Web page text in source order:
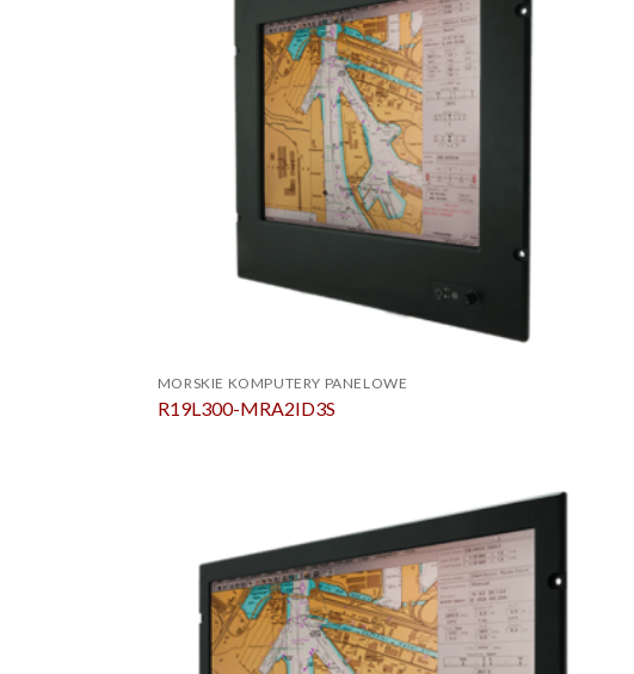
MORSKIE KOMPUTERY PANELOWE
R19L300-MRA2ID3S